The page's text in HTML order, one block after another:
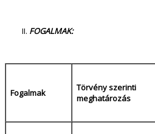
FOGALMAK:
Fogalmak
Törvény szerinti
meghatározás